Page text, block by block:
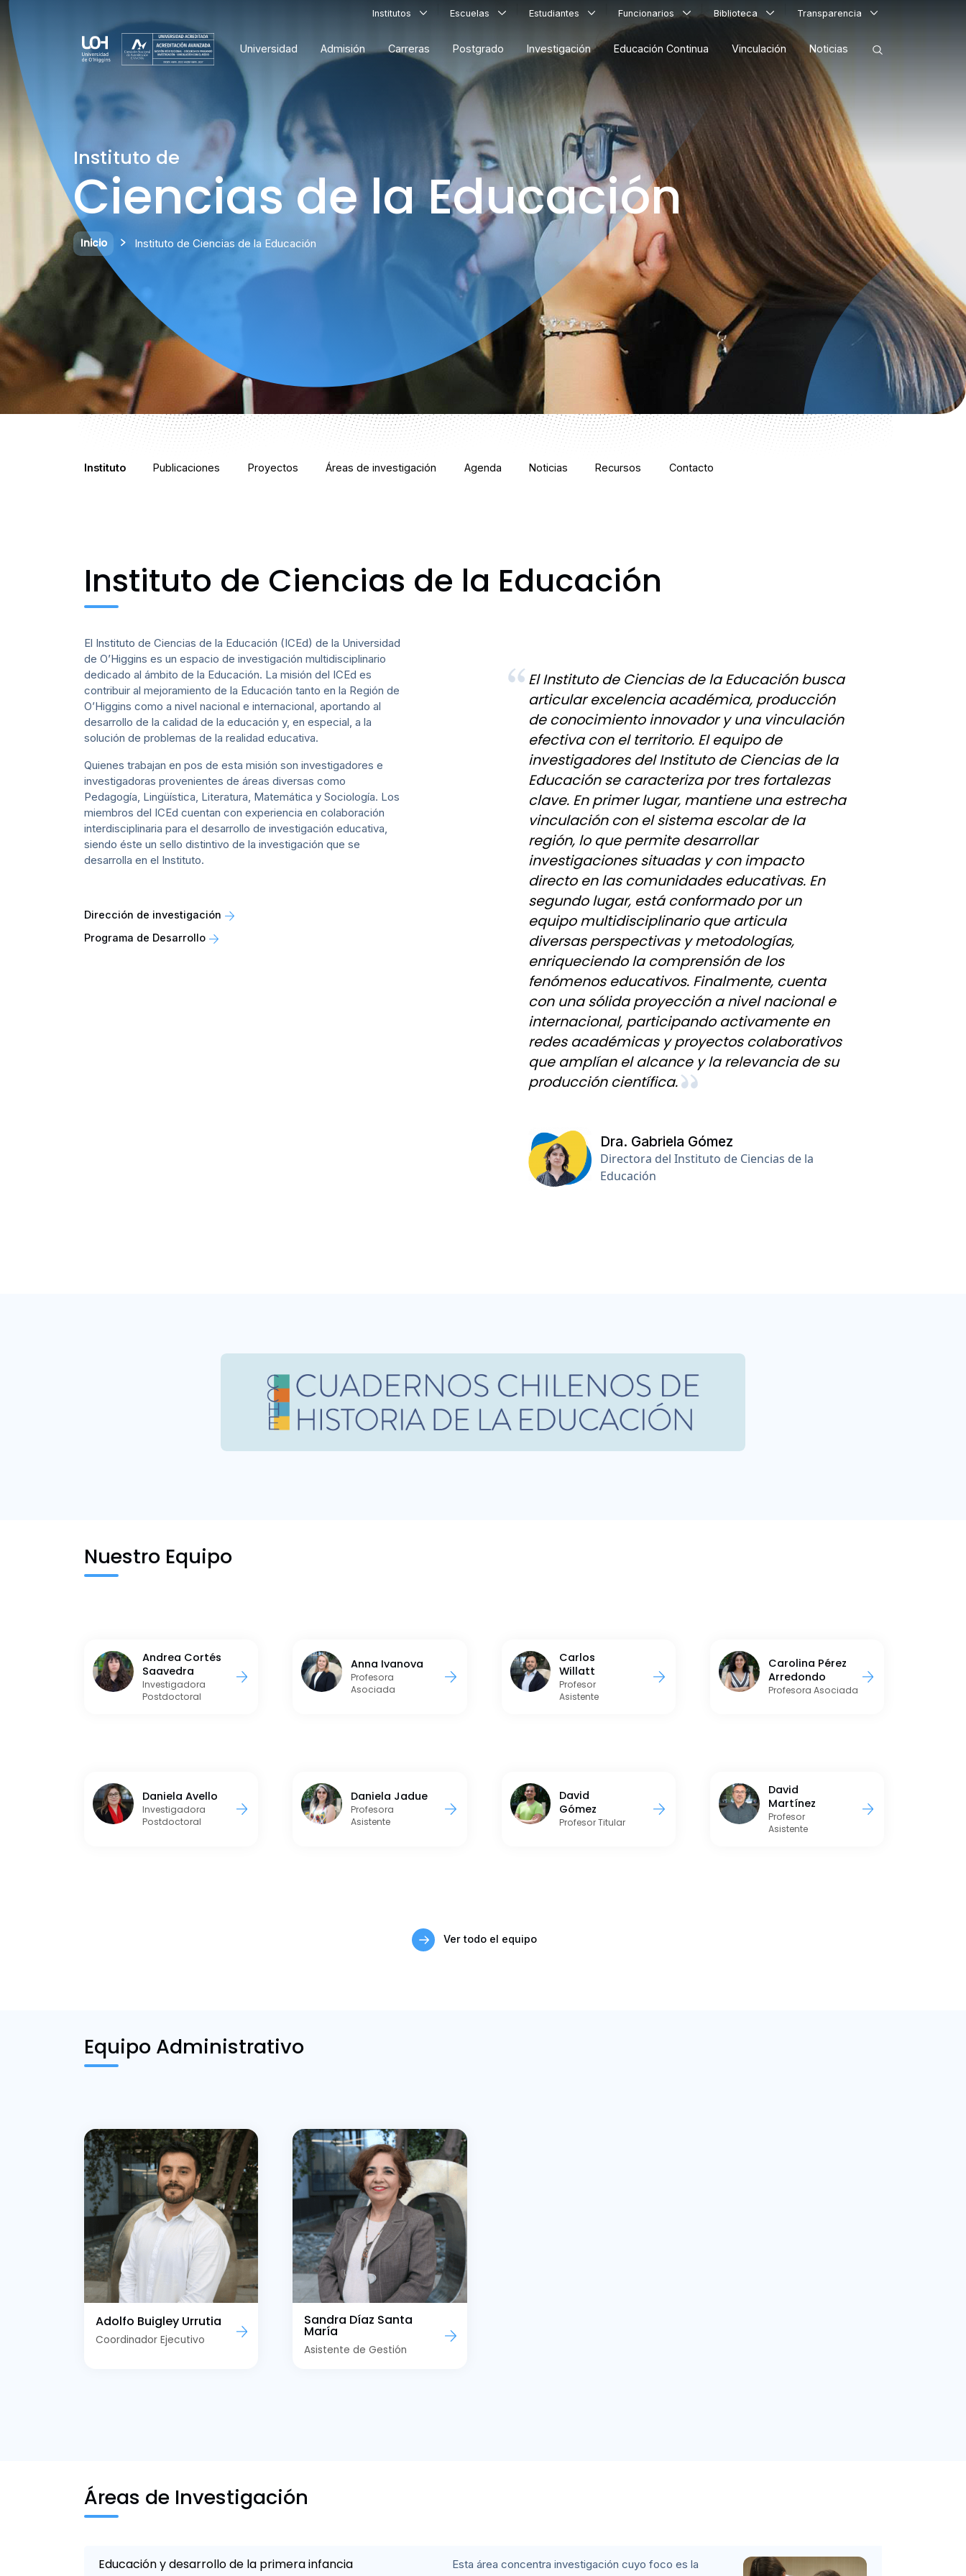
ORDENAR RESULTADOS
FILTRAR INFORMACIÓN
Institutos Escuelas Estudiantes Funcionarios Biblioteca Transparencia
Universidad Admisión Carreras Postgrado Investigación Educación Continua Vinculación Noticias
Instituto de
Ciencias de la Educación
Inicio Instituto de Ciencias de la Educación
Instituto Publicaciones Proyectos Áreas de investigación Agenda Noticias Recursos Contacto
Instituto de Ciencias de la Educación
El Instituto de Ciencias de la Educación (ICEd) de la Universidad
de O’Higgins es un espacio de investigación multidisciplinario
dedicado al ámbito de la Educación. La misión del ICEd es
contribuir al mejoramiento de la Educación tanto en la Región de
O’Higgins como a nivel nacional e internacional, aportando al
desarrollo de la calidad de la educación y, en especial, a la
solución de problemas de la realidad educativa.
Quienes trabajan en pos de esta misión son investigadores e
investigadoras provenientes de áreas diversas como
Pedagogía, Lingüística, Literatura, Matemática y Sociología. Los
miembros del ICEd cuentan con experiencia en colaboración
interdisciplinaria para el desarrollo de investigación educativa,
siendo éste un sello distintivo de la investigación que se
desarrolla en el Instituto.
Dirección de investigación
Programa de Desarrollo
El Instituto de Ciencias de la Educación busca
articular excelencia académica, producción
de conocimiento innovador y una vinculación
efectiva con el territorio. El equipo de
investigadores del Instituto de Ciencias de la
Educación se caracteriza por tres fortalezas
clave. En primer lugar, mantiene una estrecha
vinculación con el sistema escolar de la
región, lo que permite desarrollar
investigaciones situadas y con impacto
directo en las comunidades educativas. En
segundo lugar, está conformado por un
equipo multidisciplinario que articula
diversas perspectivas y metodologías,
enriqueciendo la comprensión de los
fenómenos educativos. Finalmente, cuenta
con una sólida proyección a nivel nacional e
internacional, participando activamente en
redes académicas y proyectos colaborativos
que amplían el alcance y la relevancia de su
producción científica.
Dra. Gabriela Gómez
Directora del Instituto de Ciencias de la
Educación
Nuestro Equipo
Andrea Cortés
Saavedra
Investigadora
Postdoctoral
Anna Ivanova
Profesora
Asociada
Carlos
Willatt
Profesor
Asistente
Carolina Pérez
Arredondo
Profesora Asociada
Daniela Avello
Investigadora
Postdoctoral
Daniela Jadue
Profesora
Asistente
David
Gómez
Profesor Titular
David
Martínez
Profesor
Asistente
Ver todo el equipo
Equipo Administrativo
Adolfo Buigley Urrutia
Coordinador Ejecutivo
Sandra Díaz Santa
María
Asistente de Gestión
Áreas de Investigación
Educación y desarrollo de la primera infancia
Esta área concentra investigación cuyo foco es la